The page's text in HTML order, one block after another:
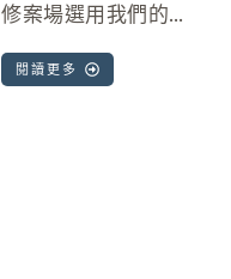
修案場選用我們的…
閱讀更多